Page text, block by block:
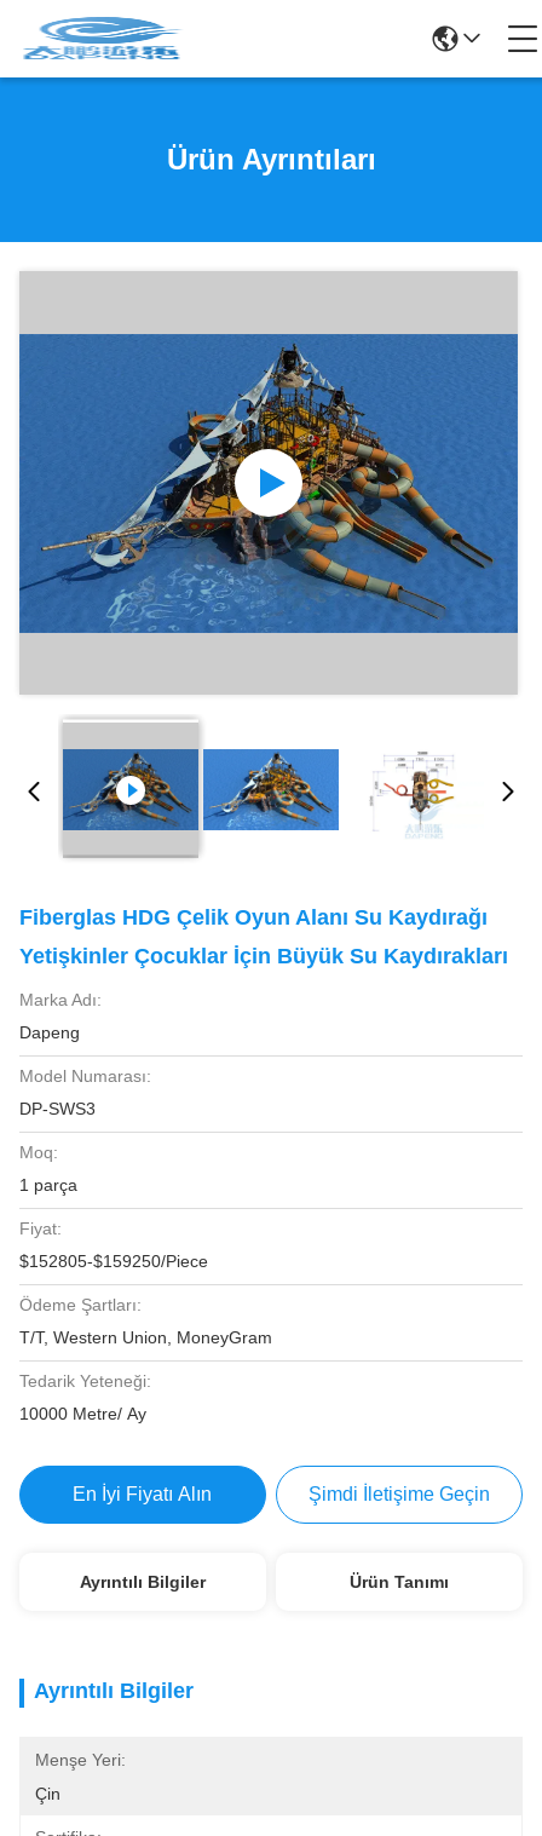
Ürün Ayrıntıları
Fiberglas HDG Çelik Oyun Alanı Su Kaydırağı
Yetişkinler Çocuklar İçin Büyük Su Kaydırakları
Marka Adı:
Dapeng
Model Numarası:
DP-SWS3
Moq:
1 parça
Fiyat:
$152805-$159250/Piece
Ödeme Şartları:
T/T, Western Union, MoneyGram
Tedarik Yeteneği:
10000 Metre/ Ay
En İyi Fiyatı Alın Şimdi İletişime Geçin
Ayrıntılı Bilgiler Ürün Tanımı
Ayrıntılı Bilgiler
Menşe Yeri:
Çin